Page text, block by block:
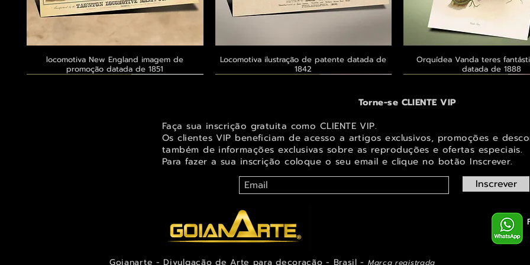
Visualização rápida
locomotiva New England imagem de
promoção datada de 1851
Visualização rápida
Locomotiva ilustração de patente datada de
1842
Visualização rápida
Orquídea Vanda teres
datada de 1888
Torne-se CLIENTE VIP
Faça sua inscrição gratuita como CLIENTE VIP.
Os clientes VIP beneficiam de acesso a artigos exclusivos, promoções e
também de informações exclusivas sobre as reproduções e ofertas especiais.
Para fazer a sua inscrição coloque o seu email e clique no botão Inscrever.
Inscrever
Goianarte - Divulgação de Arte para decoração - Brasil - Marca registrada